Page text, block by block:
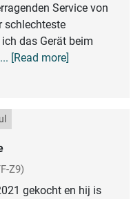
Service von
schlechteste
das Gerät beim
... [Read more]
Z9)
gekocht en hij is